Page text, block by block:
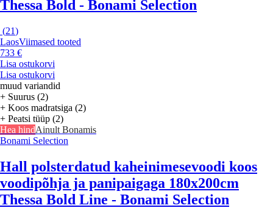
Thessa Bold - Bonami Selection
(21)
LaosViimased tooted
733 €
Lisa ostukorvi
Lisa ostukorvi
muud variandid
+ Suurus (2)
+ Koos madratsiga (2)
+ Peatsi tüüp (2)
Hea hindAinult Bonamis
Bonami Selection
Hall polsterdatud kaheinimesevoodi koos
voodipõhja ja panipaigaga 180x200cm
Thessa Bold Line - Bonami Selection